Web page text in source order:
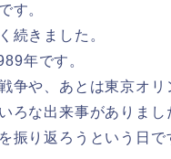
す。
続きました。
年です。
争や、あとは東京オリ
ろな出来事がありまし
振り返ろうという日で